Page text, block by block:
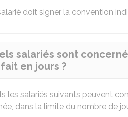
doit signer la convention
salariés sont
en jours ?
les salariés suivants peuvent
dans la limite du nombre de